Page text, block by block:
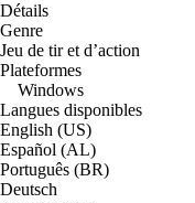
Détails
Genre
Jeu de tir et d’action
Plateformes
Windows
Langues disponibles
English (US)
Español (AL)
Português (BR)
Deutsch